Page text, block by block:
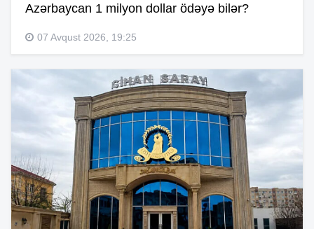
Azərbaycan 1 milyon dollar ödəyə bilər?
07 Avqust 2026, 19:25